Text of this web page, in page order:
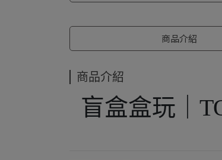
商品介紹
商品介紹
盲盒盒玩｜